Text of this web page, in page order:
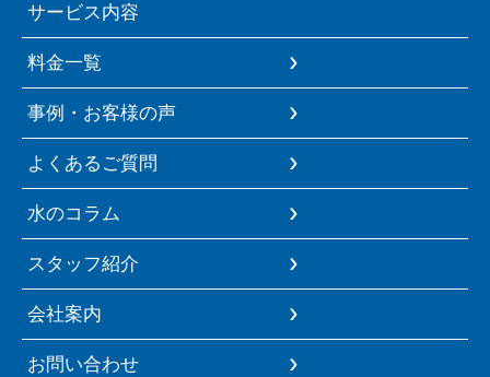
サービス内容
料金一覧
事例・お客様の声
よくあるご質問
水のコラム
スタッフ紹介
会社案内
お問い合わせ